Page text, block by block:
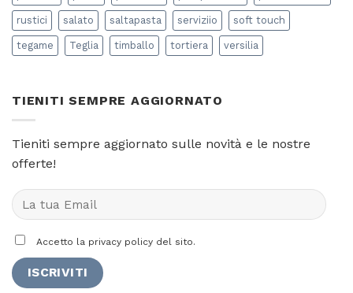
rustici salato saltapasta serviziio soft touch
tegame Teglia timballo tortiera versilia
TIENITI SEMPRE AGGIORNATO
Tieniti sempre aggiornato sulle novità e le nostre
offerte!
Accetto la privacy policy del sito.